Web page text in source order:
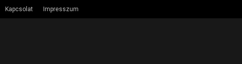
Kapcsolat Impresszum